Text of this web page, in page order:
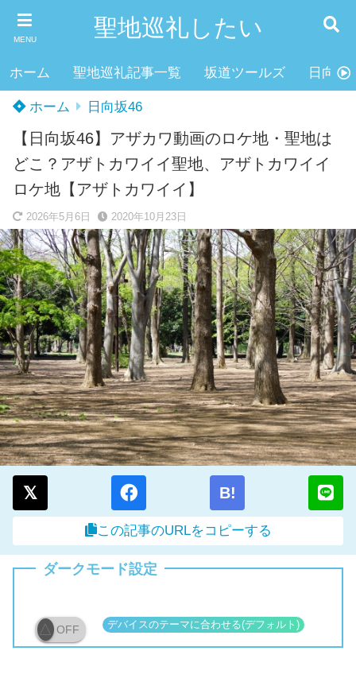
MENU 聖地巡礼したい
ホーム 聖地巡礼記事一覧 坂道ツールズ 日向坂
ホーム 日向坂46
【日向坂46】アザカワ動画のロケ地・聖地は
どこ？アザトカワイイ聖地、アザトカワイイ
ロケ地【アザトカワイイ】
2026年5月6日 2020年10月23日
B!
この記事のURLをコピーする
ダークモード設定
OFF